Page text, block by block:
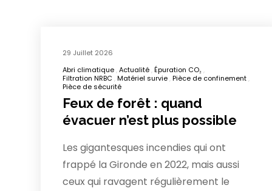
29 Juillet 2026
Abri climatique Actualité Épuration CO₂
Filtration NRBC Matériel survie Pièce de confinement
Pièce de sécurité
Feux de forêt : quand
évacuer n’est plus possible
Les gigantesques incendies qui ont
frappé la Gironde en 2022, mais aussi
ceux qui ravagent régulièrement le